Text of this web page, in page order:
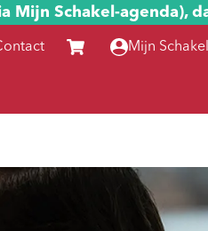
Mijn Schakel-agenda),
Mijn